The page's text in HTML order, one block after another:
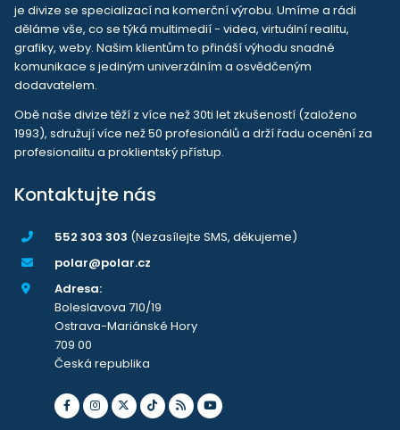
je divize se specializací na komerční výrobu. Umíme a rádi
děláme vše, co se týká multimedií - videa, virtuální realitu,
grafiky, weby. Našim klientům to přináší výhodu snadné
komunikace s jediným univerzálním a osvědčeným
dodavatelem.
Obě naše divize těží z více než 30ti let zkušeností (založeno
1993), sdružují více než 50 profesionálů a drží řadu ocenění za
profesionalitu a proklientský přístup.
Kontaktujte nás
552 303 303 (Nezasílejte SMS, děkujeme)
polar@polar.cz
Adresa:
Boleslavova 710/19
Ostrava-Mariánské Hory
709 00
Česká republika